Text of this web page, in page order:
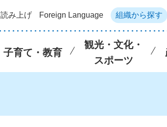
み上げ Foreign Language 組織から探す
子育て・教育
観光・文化・
スポーツ